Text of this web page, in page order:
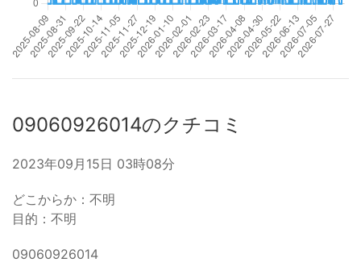
09060926014のクチコミ
2023年09月15日 03時08分
どこからか：不明
目的：不明
09060926014